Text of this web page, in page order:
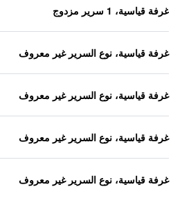
غرفة قياسية، 1 سرير مزدوج
غرفة قياسية، نوع السرير غير معروف
غرفة قياسية، نوع السرير غير معروف
غرفة قياسية، نوع السرير غير معروف
غرفة قياسية، نوع السرير غير معروف